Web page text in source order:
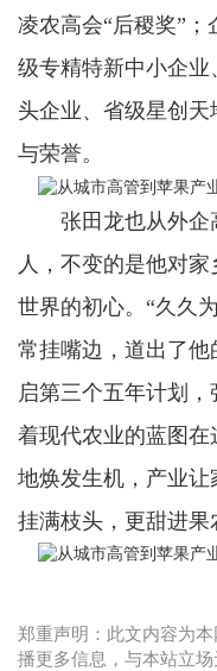
凌农高会“后稷奖”
级专精特新中小企
头企业、省级星创
与荣誉。
张田龙也从外企
人，不变的是他对
世界的初心。“久久
常挂嘴边，道出了
启第三个五年计划
着现代农业的蓝图
地焕发生机，产业
挂满枝头，更甜进果
郑重声明：此文内容为
播更多信息，与本站立